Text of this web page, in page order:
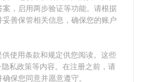
，启用两步验证等功能。请根据
善保管相关信息，确保您的账户
使用条款和规定供您阅读。这些
私政策等内容。在注册之前，请
保您同意并愿意遵守。